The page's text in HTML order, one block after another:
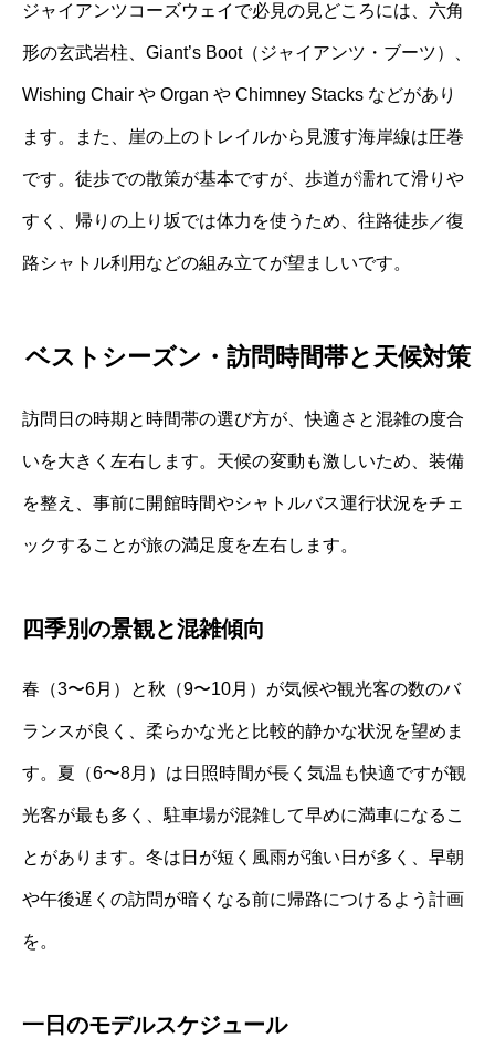
ジャイアンツコーズウェイで必見の見どころには、六角
形の玄武岩柱、Giant’s Boot（ジャイアンツ・ブーツ）、
Wishing Chair や Organ や Chimney Stacks などがあり
ます。また、崖の上のトレイルから見渡す海岸線は圧巻
です。徒歩での散策が基本ですが、歩道が濡れて滑りや
すく、帰りの上り坂では体力を使うため、往路徒歩／復
路シャトル利用などの組み立てが望ましいです。
ベストシーズン・訪問時間帯と天候対策
訪問日の時期と時間帯の選び方が、快適さと混雑の度合
いを大きく左右します。天候の変動も激しいため、装備
を整え、事前に開館時間やシャトルバス運行状況をチェ
ックすることが旅の満足度を左右します。
四季別の景観と混雑傾向
春（3〜6月）と秋（9〜10月）が気候や観光客の数のバ
ランスが良く、柔らかな光と比較的静かな状況を望めま
す。夏（6〜8月）は日照時間が長く気温も快適ですが観
光客が最も多く、駐車場が混雑して早めに満車になるこ
とがあります。冬は日が短く風雨が強い日が多く、早朝
や午後遅くの訪問が暗くなる前に帰路につけるよう計画
を。
一日のモデルスケジュール